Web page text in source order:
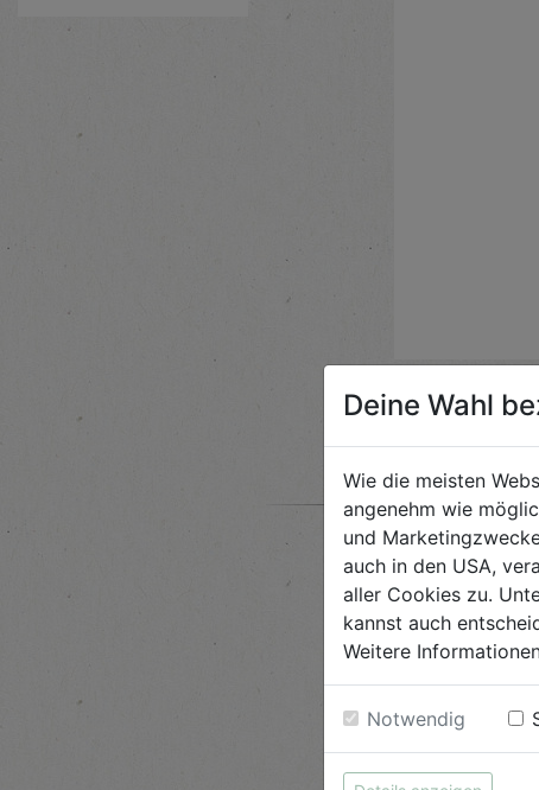
Deine Wahl
Wie die meisten
angenehm wie
und
auch in den USA,
aller Cookies zu.
kannst auch
Weitere
Notwendig